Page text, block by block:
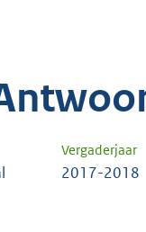
Vergaderjaar
2017-2018